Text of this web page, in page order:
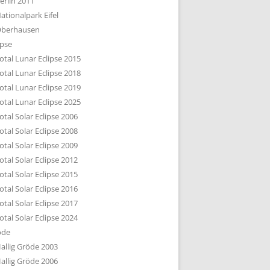
DEN DÄCHERN
SUBURBIA
Eifel
Lunar Eclipse 2015
Lunar Eclipse 2018
Lunar Eclipse 2019
Lunar Eclipse 2025
Solar Eclipse 2006
Solar Eclipse 2008
Solar Eclipse 2009
Solar Eclipse 2012
Solar Eclipse 2015
Solar Eclipse 2016
Solar Eclipse 2017
Solar Eclipse 2024
Gröde 2003
Gröde 2006